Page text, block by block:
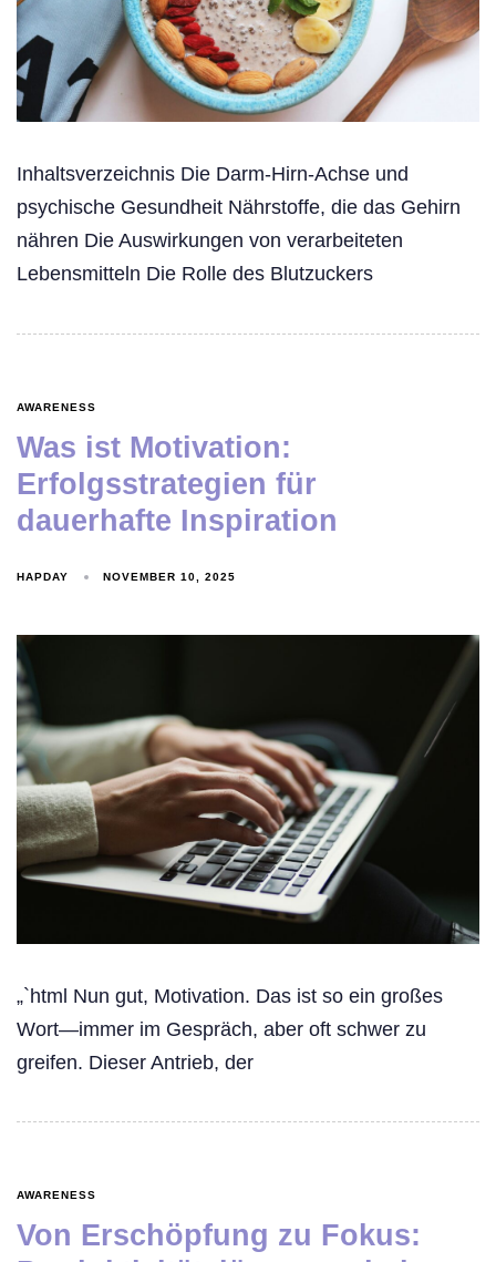
Inhaltsverzeichnis Die Darm-Hirn-Achse und
psychische Gesundheit Nährstoffe, die das Gehirn
nähren Die Auswirkungen von verarbeiteten
Lebensmitteln Die Rolle des Blutzuckers
AWARENESS
Was ist Motivation:
Erfolgsstrategien für
dauerhafte Inspiration
HAPDAY NOVEMBER 10, 2025
„`html Nun gut, Motivation. Das ist so ein großes
Wort—immer im Gespräch, aber oft schwer zu
greifen. Dieser Antrieb, der
AWARENESS
Von Erschöpfung zu Fokus: